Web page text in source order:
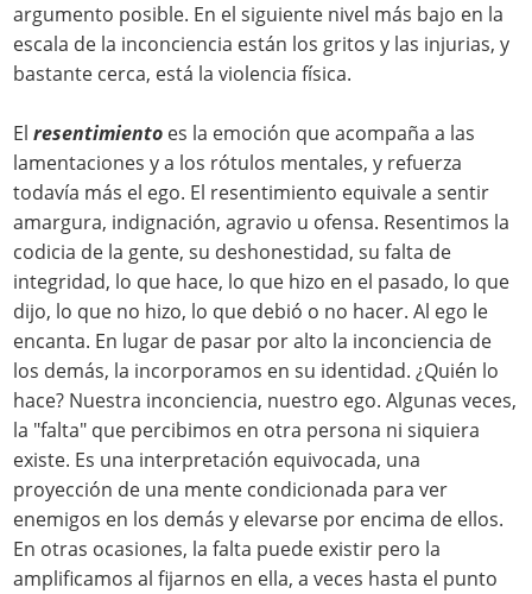
argumento posible. En el siguiente nivel más bajo en la
escala de la inconciencia están los gritos y las injurias, y
bastante cerca, está la violencia física.
Elresentimiento es la emoción que acompaña a las
lamentaciones y a los rótulos mentales, y refuerza
todavía más el ego. El resentimiento equivale a sentir
amargura, indignación, agravio u ofensa. Resentimos la
codicia de la gente, su deshonestidad, su falta de
integridad, lo que hace, lo que hizo en el pasado, lo que
dijo, lo que no hizo, lo que debió o no hacer. Al ego le
encanta. En lugar de pasar por alto la inconciencia de
los demás, la incorporamos en su identidad. ¿Quién lo
hace? Nuestra inconciencia, nuestro ego. Algunas veces,
la "falta" que percibimos en otra persona ni siquiera
existe. Es una interpretación equivocada, una
proyección de una mente condicionada para ver
enemigos en los demás y elevarse por encima de ellos.
En otras ocasiones, la falta puede existir pero la
amplificamos al fijarnos en ella, a veces hasta el punto